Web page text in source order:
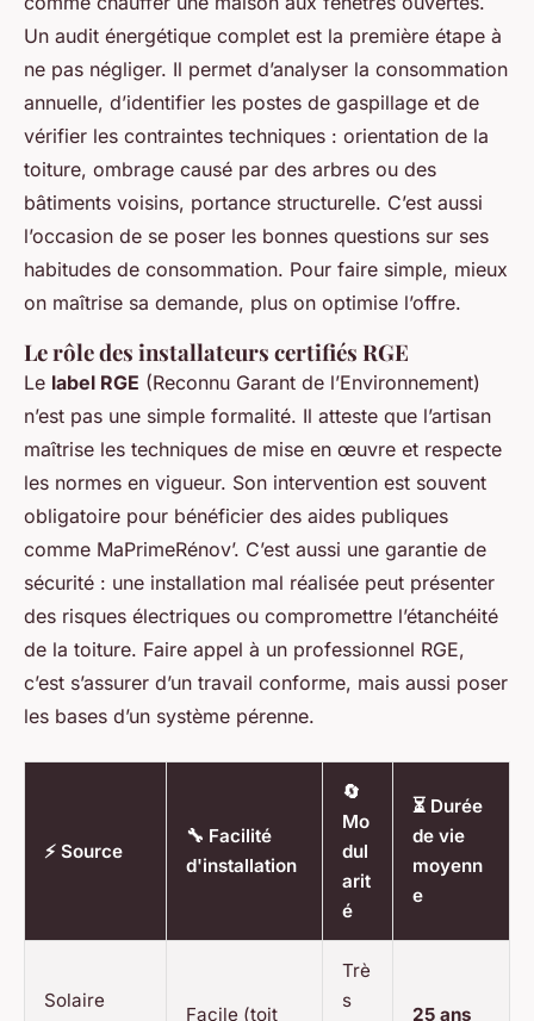
Un audit énergétique complet est la première étape à
ne pas négliger. Il permet d’analyser la consommation
annuelle, d’identifier les postes de gaspillage et de
vérifier les contraintes techniques : orientation de la
toiture, ombrage causé par des arbres ou des
bâtiments voisins, portance structurelle. C’est aussi
l’occasion de se poser les bonnes questions sur ses
habitudes de consommation. Pour faire simple, mieux
on maîtrise sa demande, plus on optimise l’offre.
Le rôle des installateurs certifiés RGE
Le label RGE (Reconnu Garant de l’Environnement)
n’est pas une simple formalité. Il atteste que l’artisan
maîtrise les techniques de mise en œuvre et respecte
les normes en vigueur. Son intervention est souvent
obligatoire pour bénéficier des aides publiques
comme MaPrimeRénov’. C’est aussi une garantie de
sécurité : une installation mal réalisée peut présenter
des risques électriques ou compromettre l’étanchéité
de la toiture. Faire appel à un professionnel RGE,
c’est s’assurer d’un travail conforme, mais aussi poser
les bases d’un système pérenne.
⚡ Source
🔧 Facilité
d'installation
🔄
Mo
dul
arit
é
⏳ Durée
de vie
moyenn
e
Solaire
Facile (toit
Trè
s
25 ans